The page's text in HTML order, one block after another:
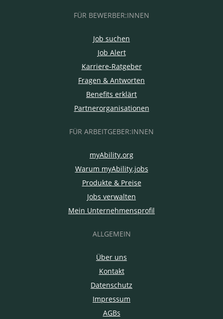
FÜR BEWERBER:INNEN
Job suchen
Job Alert
Karriere-Ratgeber
Fragen & Antworten
Benefits erklärt
Partnerorganisationen
FÜR ARBEITGEBER:INNEN
myAbility.org
Warum myAbility.jobs
Produkte & Preise
Jobs verwalten
Mein Unternehmensprofil
ALLGEMEIN
Über uns
Kontakt
Datenschutz
Impressum
AGBs